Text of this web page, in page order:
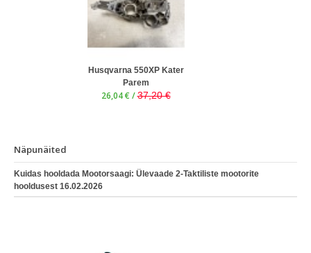
Husqvarna 550XP Kater
Parem
26,04 € /37,20 €
Näpunäited
Kuidas hooldada Mootorsaagi: Ülevaade 2-Taktiliste mootorite
hooldusest 16.02.2026